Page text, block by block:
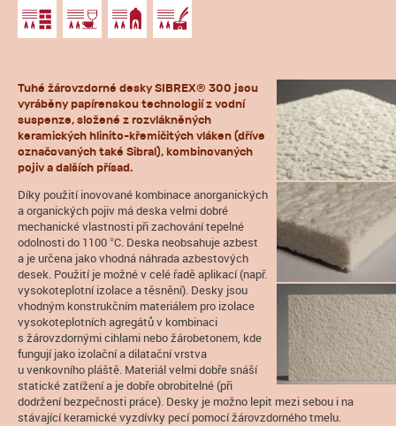
Tuhé žárovzdorné desky SIBREX® 300 jsou
vyráběny papírenskou technologií z vodní
suspenze, složené z rozvlákněných
keramických hlinito-křemičitých vláken (dříve
označovaných také Sibral), kombinovaných
pojiv a dalších přísad.
Díky použití inovované kombinace anorganických
a organických pojiv má deska velmi dobré
mechanické vlastnosti při zachování tepelné
odolnosti do 1100 °C. Deska neobsahuje azbest
a je určena jako vhodná náhrada azbestových
desek. Použití je možné v celé řadě aplikací (např.
vysokoteplotní izolace a těsnění). Desky jsou
vhodným konstrukčním materiálem pro izolace
vysokoteplotních agregátů v kombinaci
s žárovzdornými cihlami nebo žárobetonem, kde
fungují jako izolační a dilatační vrstva
u venkovního pláště. Materiál velmi dobře snáší
statické zatížení a je dobře obrobitelné (při
dodržení bezpečnosti práce). Desky je možno lepit mezi sebou i na
stávající keramické vyzdívky pecí pomocí žárovzdorného tmelu.